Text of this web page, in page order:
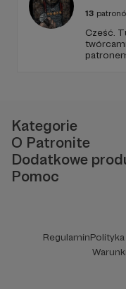
13
Cześć. Tu Siwy i Graphos. Jesteśmy
twórcami
patronem
Kategorie
O Patronite
Dodatkowe
Pomoc
Regulamin